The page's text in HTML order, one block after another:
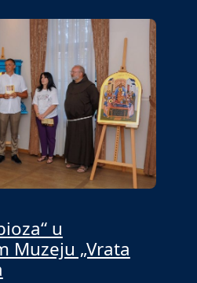
u
Muzeju „Vrata